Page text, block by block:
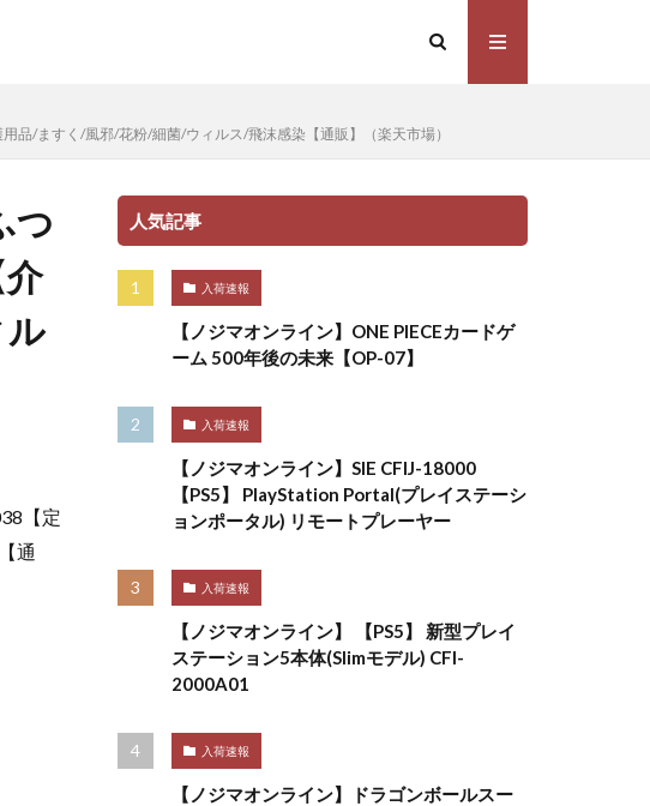
/ますく/風邪/花粉/細菌/ウィルス/飛沫感染【通販】（楽天市場）
つ
【定
通
人気記事
入荷速報
【ノジマオンライン】ONE PIECEカードゲ
ーム 500年後の未来【OP-07】
入荷速報
【ノジマオンライン】SIE CFIJ-18000
【PS5】 PlayStation Portal(プレイステーシ
ョンポータル) リモートプレーヤー
入荷速報
【ノジマオンライン】 【PS5】 新型プレイ
ステーション5本体(Slimモデル) CFI-
2000A01
入荷速報
【ノジマオンライン】ドラゴンボールスー